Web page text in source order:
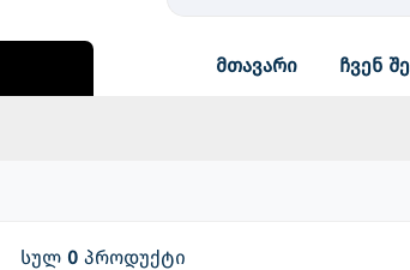
მთავარი ჩვენ
სულ 0 პროდუქტი